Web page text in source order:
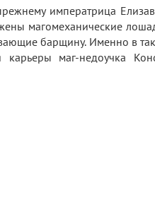
императрица
магомеханические
барщину. Именно в
маг-недоучка